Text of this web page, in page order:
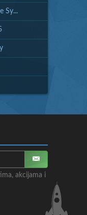
Sy...
akcijama i